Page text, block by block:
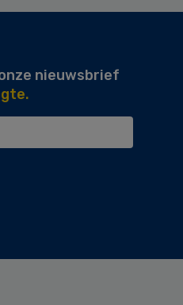
nieuwsbrief